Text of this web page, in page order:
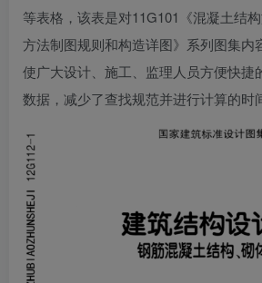
等表格，该表是对11G101《混凝土结
方法制图规则和构造详图》系列图集内
使广大设计、施工、监理人员方便快捷
数据，减少了查找规范并进行计算的时